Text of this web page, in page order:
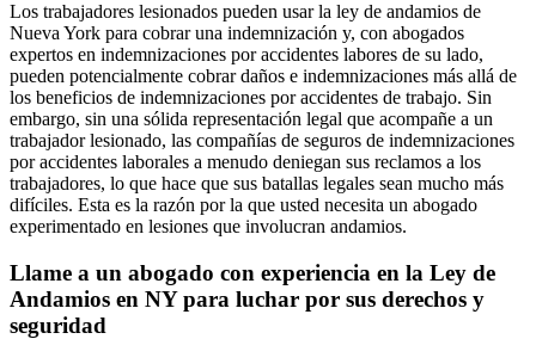
Los trabajadores lesionados pueden usar la ley de andamios de
Nueva York para cobrar una indemnización y, con abogados
expertos en indemnizaciones por accidentes labores de su lado,
pueden potencialmente cobrar daños e indemnizaciones más allá de
los beneficios de indemnizaciones por accidentes de trabajo. Sin
embargo, sin una sólida representación legal que acompañe a un
trabajador lesionado, las compañías de seguros de indemnizaciones
por accidentes laborales a menudo deniegan sus reclamos a los
trabajadores, lo que hace que sus batallas legales sean mucho más
difíciles. Esta es la razón por la que usted necesita un abogado
experimentado en lesiones que involucran andamios.
Llame a un abogado con experiencia en la Ley de
Andamios en NY para luchar por sus derechos y
seguridad